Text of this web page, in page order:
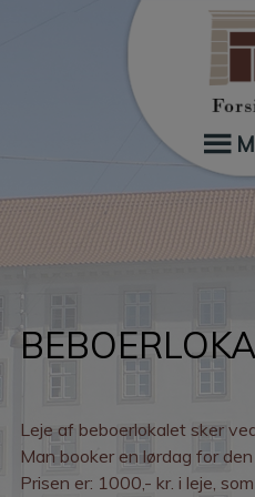
Leje af beboerlokalet sker
Man booker en lørdag for
Prisen er: 1000,- kr. i leje,